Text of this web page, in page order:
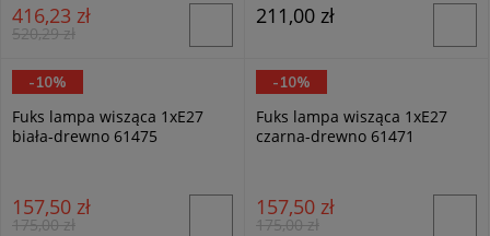
416,23 zł
520,29 zł
211,00 zł
Alfa
Fuks lampa wisząca 1xE27
biała-drewno 61475
157,50 zł
175,00 zł
-10%
Alfa
Fuks lampa wisząca 1xE27
czarna-drewno 61471
157,50 zł
175,00 zł
-10%